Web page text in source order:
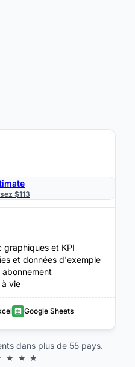
$113
graphiques et KPI
et données d'exemple
abonnement
vie
Google Sheets
dans plus de 55 pays.
★ ★ ★